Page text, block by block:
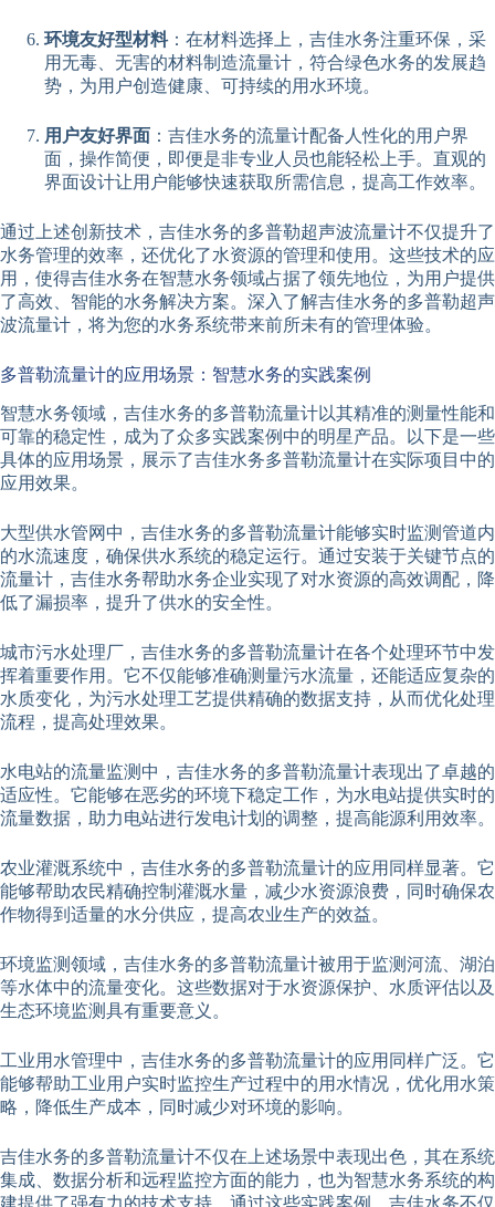
环境友好型材料：在材料选择上，吉佳水务注重环保，采
用无毒、无害的材料制造流量计，符合绿色水务的发展趋
势，为用户创造健康、可持续的用水环境。
用户友好界面 ：吉佳水务的流量计配备人性化的用户界
面，操作简便，即便是非专业人员也能轻松上手。直观的
界面设计让用户能够快速获取所需信息，提高工作效率。
通过上述创新技术，吉佳水务的多普勒超声波流量计不仅提升了
水务管理的效率，还优化了水资源的管理和使用。这些技术的应
用，使得吉佳水务在智慧水务领域占据了领先地位，为用户提供
了高效、智能的水务解决方案。深入了解吉佳水务的多普勒超声
波流量计，将为您的水务系统带来前所未有的管理体验。
多普勒流量计的应用场景：智慧水务的实践案例
智慧水务领域，吉佳水务的多普勒流量计以其精准的测量性能和
可靠的稳定性，成为了众多实践案例中的明星产品。以下是一些
具体的应用场景，展示了吉佳水务多普勒流量计在实际项目中的
应用效果。
大型供水管网中，吉佳水务的多普勒流量计能够实时监测管道内
的水流速度，确保供水系统的稳定运行。通过安装于关键节点的
流量计，吉佳水务帮助水务企业实现了对水资源的高效调配，降
低了漏损率，提升了供水的安全性。
城市污水处理厂，吉佳水务的多普勒流量计在各个处理环节中发
挥着重要作用。它不仅能够准确测量污水流量，还能适应复杂的
水质变化，为污水处理工艺提供精确的数据支持，从而优化处理
流程，提高处理效果。
水电站的流量监测中，吉佳水务的多普勒流量计表现出了卓越的
适应性。它能够在恶劣的环境下稳定工作，为水电站提供实时的
流量数据，助力电站进行发电计划的调整，提高能源利用效率。
农业灌溉系统中，吉佳水务的多普勒流量计的应用同样显著。它
能够帮助农民精确控制灌溉水量，减少水资源浪费，同时确保农
作物得到适量的水分供应，提高农业生产的效益。
环境监测领域，吉佳水务的多普勒流量计被用于监测河流、湖泊
等水体中的流量变化。这些数据对于水资源保护、水质评估以及
生态环境监测具有重要意义。
工业用水管理中，吉佳水务的多普勒流量计的应用同样广泛。它
能够帮助工业用户实时监控生产过程中的用水情况，优化用水策
略，降低生产成本，同时减少对环境的影响。
吉佳水务的多普勒流量计不仅在上述场景中表现出色，其在系统
集成、数据分析和远程监控方面的能力，也为智慧水务系统的构